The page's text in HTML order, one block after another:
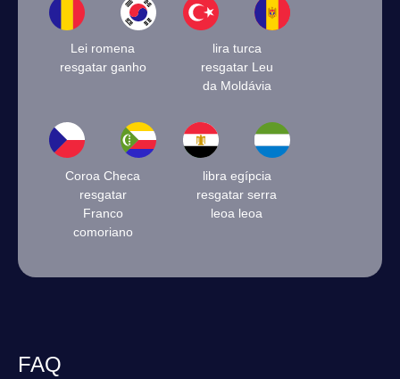
Lei romena
resgatar ganho
lira turca
resgatar Leu
da Moldávia
Coroa Checa
resgatar
Franco
comoriano
libra egípcia
resgatar serra
leoa leoa
FAQ